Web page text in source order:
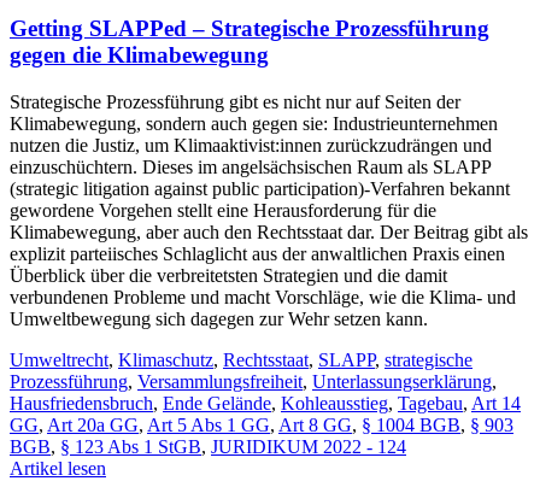
Getting SLAPPed – Strategische Prozessführung
gegen die Klimabewegung
Strategische Prozessführung gibt es nicht nur auf Seiten der
Klimabewegung, sondern auch gegen sie: Industrieunternehmen
nutzen die Justiz, um Klimaaktivist:innen zurückzudrängen und
einzuschüchtern. Dieses im angelsächsischen Raum als SLAPP
(strategic litigation against public participation)-Verfahren bekannt
gewordene Vorgehen stellt eine Herausforderung für die
Klimabewegung, aber auch den Rechtsstaat dar. Der Beitrag gibt als
explizit parteiisches Schlaglicht aus der anwaltlichen Praxis einen
Überblick über die verbreitetsten Strategien und die damit
verbundenen Probleme und macht Vorschläge, wie die Klima- und
Umweltbewegung sich dagegen zur Wehr setzen kann.
Umweltrecht, Klimaschutz, Rechtsstaat, SLAPP, strategische
Prozessführung, Versammlungsfreiheit, Unterlassungserklärung,
Hausfriedensbruch, Ende Gelände, Kohleausstieg, Tagebau, Art 14
GG, Art 20a GG, Art 5 Abs 1 GG, Art 8 GG, § 1004 BGB, § 903
BGB, § 123 Abs 1 StGB, JURIDIKUM 2022 - 124
Artikel lesen